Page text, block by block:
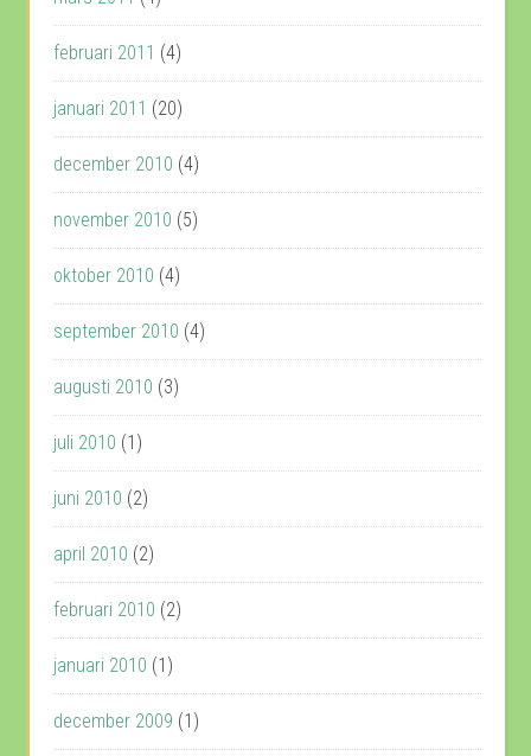
februari 2011 (4)
januari 2011 (20)
december 2010 (4)
november 2010 (5)
oktober 2010 (4)
september 2010 (4)
augusti 2010 (3)
juli 2010 (1)
juni 2010 (2)
april 2010 (2)
februari 2010 (2)
januari 2010 (1)
december 2009 (1)